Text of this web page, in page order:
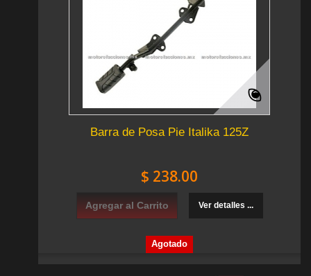
Barra de Posa Pie Italika 125Z
$ 238.00
Agregar al Carrito Ver detalles ...
Agotado